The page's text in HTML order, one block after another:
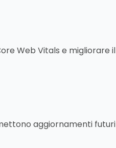
Web Vitals e migliorare il
aggiornamenti futuri